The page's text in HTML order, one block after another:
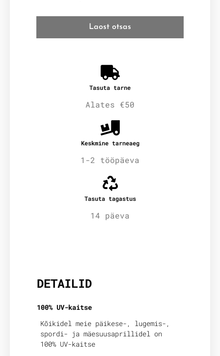
Laost otsas
Tasuta tarne
Alates €50
Keskmine tarneaeg
1-2 tööpäeva
Tasuta tagastus
14 päeva
DETAILID
100% UV-kaitse
Kõikidel meie päikese-, lugemis-,
spordi- ja mäesuusaprillidel on
100% UV-kaitse